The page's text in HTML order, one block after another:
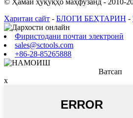
Харитаи сайт - БЛОГИ БЕҲТАРИН -
Фиристодани почтаи электронӣ
sales@sctools.com
+86-28-85265888
Ватсап
x